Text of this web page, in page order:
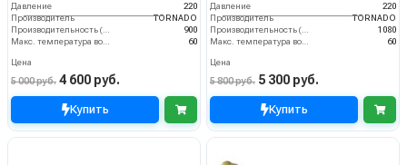
Давление
220
Производитель
TORNADO
900
60
Цена
5 000 руб. 4 600 руб.
Купить
Давление
220
Производитель
TORNADO
1080
60
Цена
5 800 руб. 5 300 руб.
Купить